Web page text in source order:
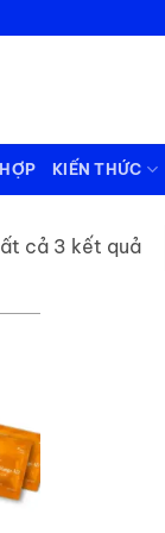
KIẾN THỨC
cả 3 kết quả